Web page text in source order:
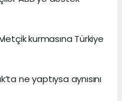
kurmasına Türkiye
ne yaptıysa aynısını